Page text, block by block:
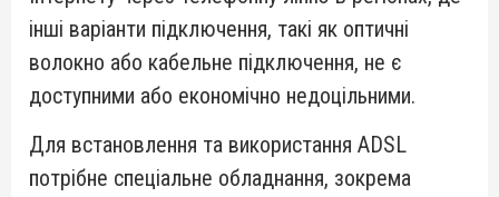
інші варіанти підключення, такі як оптичні
волокно або кабельне підключення, не є
доступними або економічно недоцільними.
Для встановлення та використання ADSL
потрібне спеціальне обладнання, зокрема